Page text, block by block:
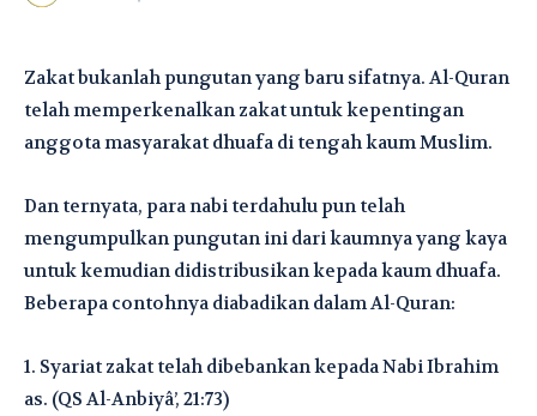
Zakat bukanlah pungutan yang baru sifatnya. Al-Quran
telah memperkenalkan zakat untuk kepentingan
anggota masyarakat dhuafa di tengah kaum Muslim.
Dan ternyata, para nabi terdahulu pun telah
mengumpulkan pungutan ini dari kaumnya yang kaya
untuk kemudian didistribusikan kepada kaum dhuafa.
Beberapa contohnya diabadikan dalam Al-Quran:
1. Syariat zakat telah dibebankan kepada Nabi Ibrahim
as. (QS Al-Anbiyâ’, 21:73)